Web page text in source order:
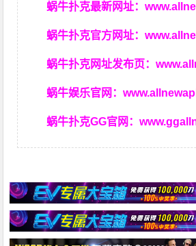
蜗牛扑克最新网址：
蜗牛扑克官方网址：
蜗牛扑克网址发布页：
蜗牛娱乐官网：
蜗牛扑克GG官网：